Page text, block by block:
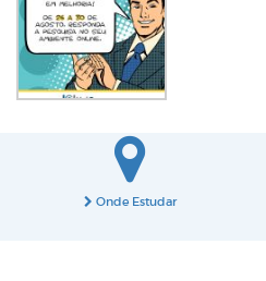
Onde Estudar